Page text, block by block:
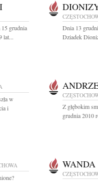
15 grudnia
lat...
Dnia 13
Dziadek
w
i
Z głębokim
grudnia 2010
WANDA